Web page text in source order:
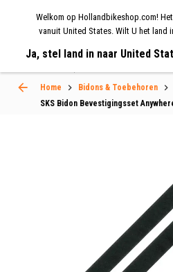
Welkom op Hollandbikeshop.com!
vanuit United States. Wilt U het land
Ja, stel land in naar United
Home Bidons & Toebehoren
SKS Bidon Bevestigingsset